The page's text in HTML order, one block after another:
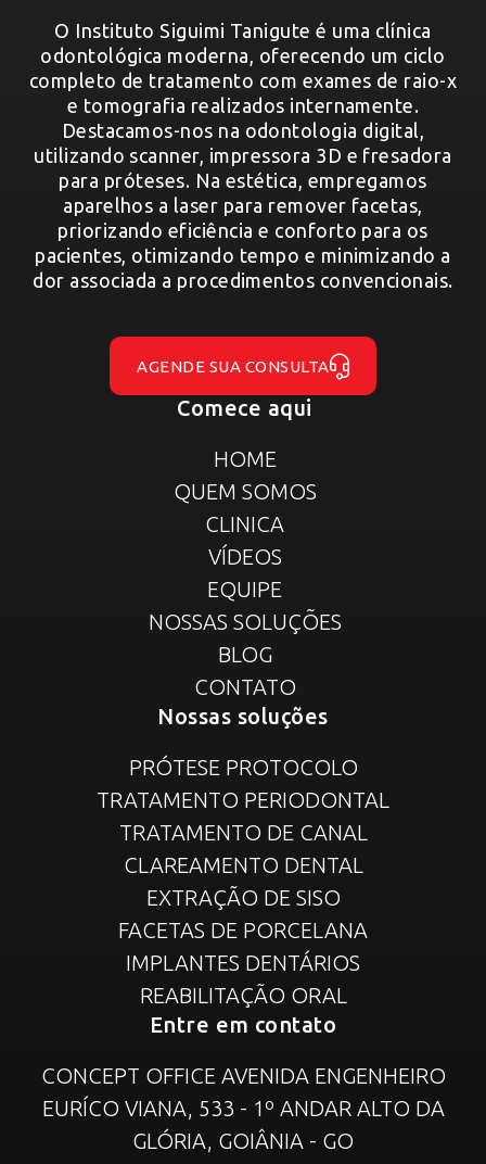
O Instituto Siguimi Tanigute é uma clínica
odontológica moderna, oferecendo um ciclo
completo de tratamento com exames de raio-x
e tomografia realizados internamente.
Destacamos-nos na odontologia digital,
utilizando scanner, impressora 3D e fresadora
para próteses. Na estética, empregamos
aparelhos a laser para remover facetas,
priorizando eficiência e conforto para os
pacientes, otimizando tempo e minimizando a
dor associada a procedimentos convencionais.
AGENDE SUA CONSULTA
Comece aqui
HOME
QUEM SOMOS
CLINICA
VÍDEOS
EQUIPE
NOSSAS SOLUÇÕES
BLOG
CONTATO
Nossas soluções
PRÓTESE PROTOCOLO
TRATAMENTO PERIODONTAL
TRATAMENTO DE CANAL
CLAREAMENTO DENTAL
EXTRAÇÃO DE SISO
FACETAS DE PORCELANA
IMPLANTES DENTÁRIOS
REABILITAÇÃO ORAL
Entre em contato
CONCEPT OFFICE AVENIDA ENGENHEIRO
EURÍCO VIANA, 533 - 1º ANDAR ALTO DA
GLÓRIA, GOIÂNIA - GO